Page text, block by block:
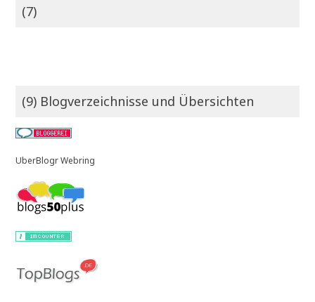
(7)
(9) Blogverzeichnisse und Übersichten
UberBlogr Webring